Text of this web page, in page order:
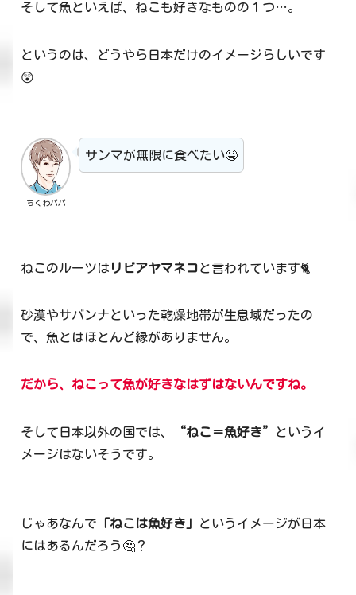
そして魚といえば、ねこも好きなものの１つ…。
というのは、どうやら日本だけのイメージらしいです
😲
ちくわパパ
サンマが無限に食べたい🤤
ねこのルーツは リビアヤマネコと言われています🐈
砂漠やサバンナといった乾燥地帯が生息域だったの
で、魚とはほとんど縁がありません。
だから、 ねこって魚が好きなはずはないんですね。
そして日本以外の国では、 “ねこ＝魚好き”
というイ
メージはないそうです。
じゃあなんで 「ねこは魚好き」
というイメージが日本
にはあるんだろう🤔？